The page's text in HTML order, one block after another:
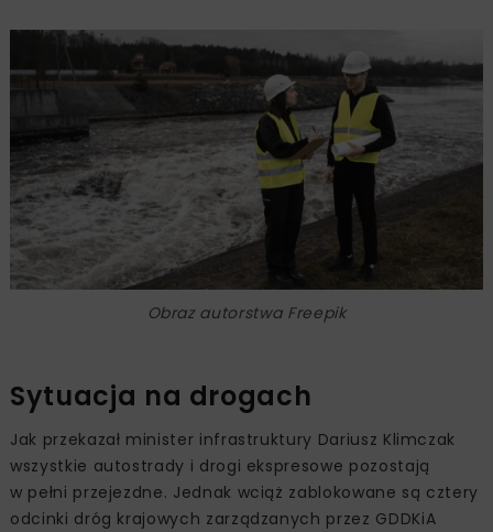
Obraz autorstwa Freepik
Sytuacja na drogach
Jak przekazał minister infrastruktury Dariusz Klimczak
wszystkie autostrady i drogi ekspresowe pozostają
w pełni przejezdne. Jednak wciąż zablokowane są cztery
odcinki dróg krajowych zarządzanych przez GDDKiA